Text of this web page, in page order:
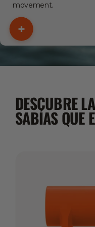
movement.
+
DESCUBRE
SABÍAS QUE